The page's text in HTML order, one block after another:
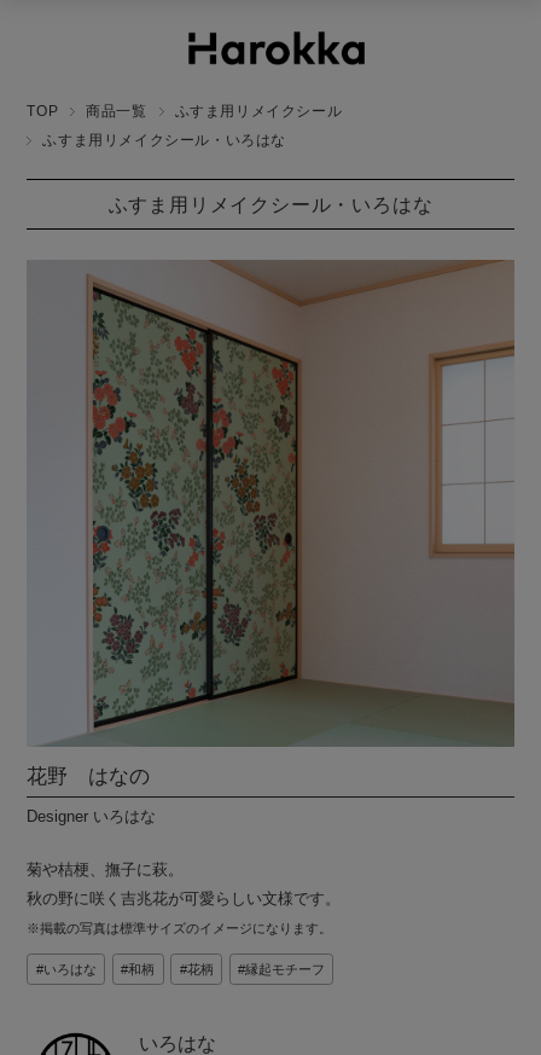
TOP 商品一覧
ふすま用リメイクシール
ふすま用リメイクシール・いろはな
ふすま用リメイクシール・いろはな
花野 はなの
Designer いろはな
菊や桔梗、撫子に萩。
秋の野に咲く吉兆花が可愛らしい文様です。
※掲載の写真は標準サイズのイメージになります。
いろはな 和柄 花柄 縁起モチーフ
いろはな